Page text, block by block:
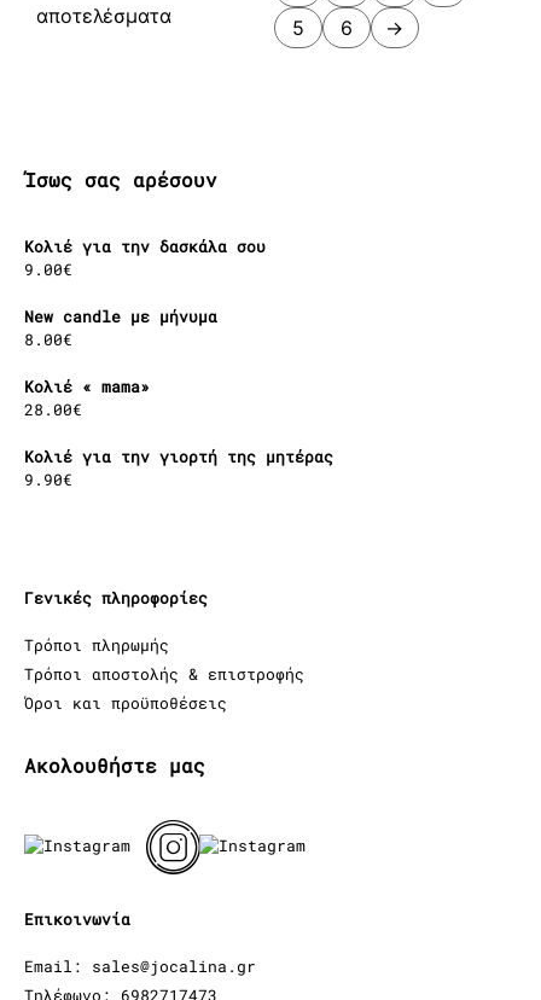
αποτελέσματαSorted
5
6 →
Ίσως σας αρέσουν
Κολιέ για την δασκάλα σου
9.00€
New candle με μήνυμα
8.00€
Κολιέ « mama»
28.00€
Κολιέ για την γιορτή της μητέρας
9.90€
Γενικές πληροφορίες
Τρόποι πληρωμής
Τρόποι αποστολής & επιστροφής
Όροι και προϋποθέσεις
Ακολουθήστε μας
Επικοινωνία
Email: sales@jocalina.gr
Τηλέφωνο: 6982717473